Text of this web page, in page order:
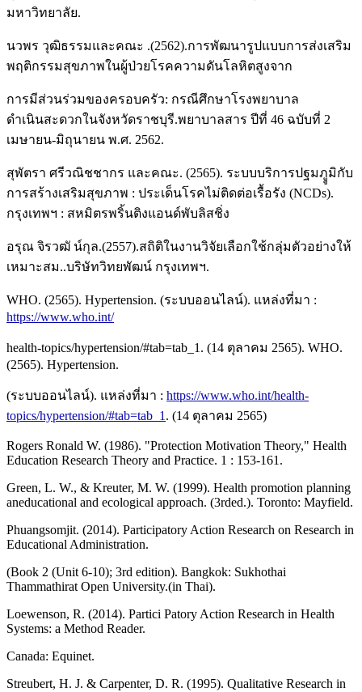
มหาวิทยาลัย.
นวพร วุฒิธรรมและคณะ .(2562).การพัฒนารูปแบบการส่งเสริม
พฤติกรรมสุขภาพในผู้ป่วยโรคความดันโลหิตสูงจาก
การมีส่วนร่วมของครอบครัว: กรณีศึกษาโรงพยาบาล
ดำเนินสะดวกในจังหวัดราชบุรี.พยาบาลสาร ปีที่ 46 ฉบับที่ 2
เมษายน-มิถุนายน พ.ศ. 2562.
สุพัตรา ศรีวณิชชากร และคณะ. (2565). ระบบบริการปฐมภููมิกับ
การสร้างเสริมสุขภาพ : ประเด็นโรคไม่ติดต่อเรื้อรัง (NCDs).
กรุงเทพฯ : สหมิตรพริ้นติงแอนด์พับลิสชิ่ง
อรุณ จิรวฒั น์กุล.(2557).สถิติในงานวิจัยเลือกใช้กลุ่มตัวอย่างให้
เหมาะสม..บริษัทวิทยพัฒน์ กรุงเทพฯ.
WHO. (2565). Hypertension. (ระบบออนไลน์). แหล่งที่มา :
https://www.who.int/
health-topics/hypertension/#tab=tab_1. (14 ตุลาคม 2565). WHO.
(2565). Hypertension.
(ระบบออนไลน์). แหล่งที่มา : https://www.who.int/health-
topics/hypertension/#tab=tab_1 . (14 ตุลาคม 2565)
Rogers Ronald W. (1986). "Protection Motivation Theory," Health
Education Research Theory and Practice. 1 : 153-161.
Green, L. W., & Kreuter, M. W. (1999). Health promotion planning
aneducational and ecological approach. (3rded.). Toronto: Mayfield.
Phuangsomjit. (2014). Participatory Action Research on Research in
Educational Administration.
(Book 2 (Unit 6-10); 3rd edition). Bangkok: Sukhothai
Thammathirat Open University.(in Thai).
Loewenson, R. (2014). Partici Patory Action Research in Health
Systems: a Method Reader.
Canada: Equinet.
Streubert, H. J. & Carpenter, D. R. (1995). Qualitative Research in